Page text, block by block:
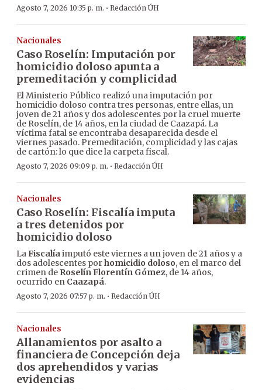
Agosto 7, 2026 10:35 p. m. · Redacción ÚH
Nacionales
Caso Roselín: Imputación por
homicidio doloso apunta a
premeditación y complicidad
El Ministerio Público realizó una imputación por
homicidio doloso contra tres personas, entre ellas, un
joven de 21 años y dos adolescentes por la cruel muerte
de Roselín, de 14 años, en la ciudad de Caazapá. La
víctima fatal se encontraba desaparecida desde el
viernes pasado. Premeditación, complicidad y las cajas
de cartón: lo que dice la carpeta fiscal.
Agosto 7, 2026 09:09 p. m. · Redacción ÚH
Nacionales
Caso Roselín: Fiscalía imputa
a tres detenidos por
homicidio doloso
LaFiscalíaimputó este viernes a un joven de 21 años y a
dos adolescentes porhomicidio doloso, en el marco del
crimen de Roselín Florentín Gómez, de 14 años,
ocurrido en Caazapá.
Agosto 7, 2026 07:57 p. m. · Redacción ÚH
Nacionales
Allanamientos por asalto a
financiera de Concepción deja
dos aprehendidos y varias
evidencias